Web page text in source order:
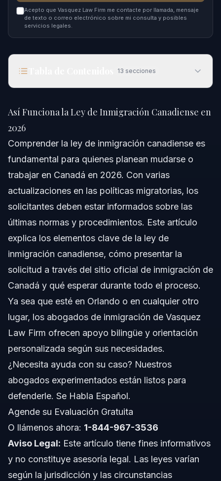
Acepto que Vasquez Law Firm me contacte por llamada, mensaje
de texto o correo electrónico sobre mi consulta y posibles
servicios legales.
13 secciones
Respuesta Rápida
Comprendiendo la Ley de Inmigración
Canadiense
Paso a Paso: Cómo Solicitar
Documentos Clave y Lista de Verificación
Cronograma y Qué Esperar
Costos y Tarifas: Factores que Afectan su Caso
Errores Comunes a Evitar
Notas Jurisdiccionales: Orlando, NC, FL y Todo el
País
Notas para Carolina del Norte
Notas para Florida
Conceptos Generales a Nivel Nacional (Reglas
Cuándo Contactar a un Abogado
Acerca de Vasquez Law Firm
Confianza y Experiencia del Abogado
Preguntas Frecuentes
Así Funciona la Ley de Inmigración Canadiense en
2026
Comprender la ley de inmigración canadiense es
fundamental para quienes planean mudarse o
trabajar en Canadá en 2026. Con varias
actualizaciones en las políticas migratorias, los
solicitantes deben estar informados sobre las
últimas normas y procedimientos. Este artículo
explica los elementos clave de la ley de
inmigración canadiense, cómo presentar la
solicitud a través del sitio oficial de inmigración de
Canadá y qué esperar durante todo el proceso.
Ya sea que esté en Orlando o en cualquier otro
lugar, los abogados de inmigración de Vasquez
Law Firm ofrecen apoyo bilingüe y orientación
personalizada según sus necesidades.
¿Necesita ayuda con su caso? Nuestros
abogados experimentados están listos para
defenderle. Se Habla Español.
Agende su Evaluación Gratuita
O llámenos ahora: 1-844-967-3536
Aviso Legal: Este artículo tiene fines informativos
y no constituye asesoría legal. Las leyes varían
según la jurisdicción y las circunstancias